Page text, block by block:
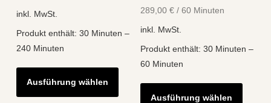
werden
inkl. MwSt.
Produkt enthält: 30 Minuten –
240 Minuten
Ausführung wählen
Dieses
Produkt
weist
289,00 €/ 60 Minuten
inkl. MwSt.
Produkt enthält: 30 Minuten –
60 Minuten
Ausführung wählen